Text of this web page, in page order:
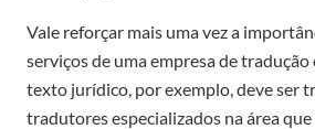
Vale reforçar mais uma vez a
serviços de uma empresa de tradução
texto jurídico, por exemplo, deve ser
tradutores especializados na área